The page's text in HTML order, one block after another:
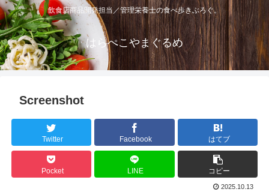
飲食店商品開発担当／管理栄養士の食べ歩きぶろぐ。
はらぺこやまぐるめ
Screenshot
Twitter Facebook はてブ
Pocket LINE コピー
2025.10.13